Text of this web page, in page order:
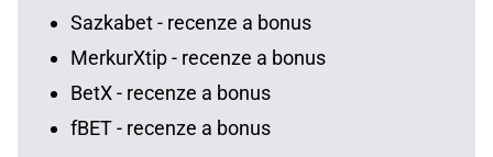
Sazkabet - recenze a bonus
MerkurXtip - recenze a bonus
BetX - recenze a bonus
fBET - recenze a bonus